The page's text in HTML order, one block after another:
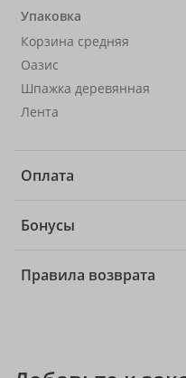
Упаковка
Корзина средняя
Оазис
Шпажка деревянная
Лента
Оплата
Бонусы
Правила возврата